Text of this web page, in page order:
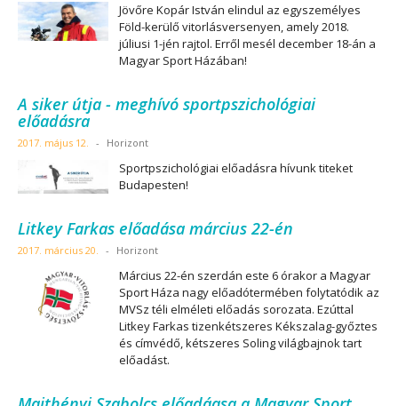
Jövőre Kopár István elindul az egyszemélyes
Föld-kerülő vitorlásversenyen, amely 2018.
júliusi 1-jén rajtol. Erről mesél december 18-án a
Magyar Sport Házában!
A siker útja - meghívó sportpszichológiai
előadásra
2017. május 12. - Horizont
Sportpszichológiai előadásra hívunk titeket
Budapesten!
Litkey Farkas előadása március 22-én
2017. március 20. - Horizont
Március 22-én szerdán este 6 órakor a Magyar
Sport Háza nagy előadótermében folytatódik az
MVSz téli elméleti előadás sorozata. Ezúttal
Litkey Farkas tizenkétszeres Kékszalag-győztes
és címvédő, kétszeres Soling világbajnok tart
előadást.